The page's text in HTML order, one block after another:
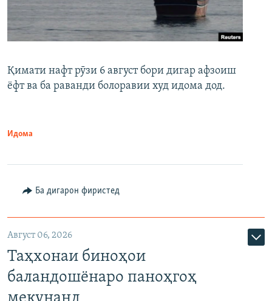
Қимати нафт рӯзи 6 август бори дигар афзоиш
ёфт ва ба раванди болоравии худ идома дод.
Идома
Ба дигарон фиристед
Август 06, 2026
Таҳхонаи биноҳои
баландошёнаро паноҳгоҳ